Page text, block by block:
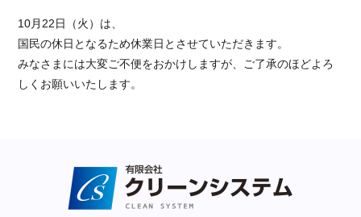
10月22日（火）は、
国民の休日となるため休業日とさせていただきます。
みなさまには大変ご不便をおかけしますが、ご了承のほどよろ
しくお願いいたします。